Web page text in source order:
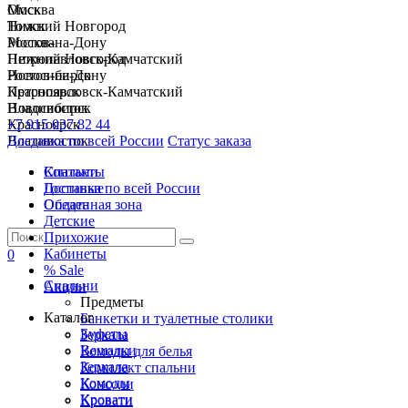
Москва
Нижний Новгород
Ростов-на-Дону
Петропавловск-Камчатский
Новосибирск
Красноярск
Владивосток
+7 915 037 82 44
Доставка по всей России Статус заказа
Спальни
Гостиные
Обеденная зона
Детские
Прихожие
Кабинеты
% Sale
Акции
Каталог
Буфеты
Вешалки
Зеркала
Комоды
Кровати
Омск
Томск
Москва
Нижний Новгород
Ростов-на-Дону
Петропавловск-Камчатский
Новосибирск
Красноярск
Владивосток
Контакты
Доставка по всей России
Оплата
0
Спальни
Предметы
Банкетки и туалетные столики
Зеркала
Комоды для белья
Комплект спальни
Консоли
Кровати